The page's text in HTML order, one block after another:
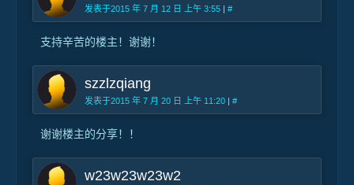
发表于2015 年 7 月 12 日 上午 3:55 | #
支持辛苦的楼主！谢谢！
szzlzqiang
发表于2015 年 7 月 20 日 上午 11:20 | #
谢谢楼主的分享！！
w23w23w23w2